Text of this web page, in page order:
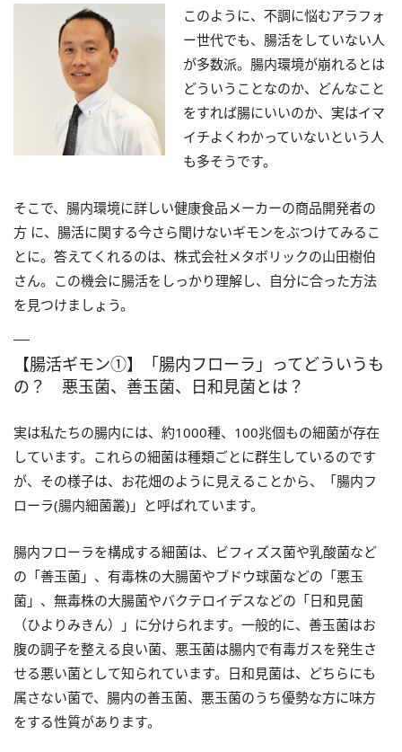
このように、不調に悩むアラフォ
ー世代でも、腸活をしていない人
が多数派。腸内環境が崩れるとは
どういうことなのか、どんなこと
をすれば腸にいいのか、実はイマ
イチよくわかっていないという人
も多そうです。
そこで、腸内環境に詳しい健康食品メーカーの商品開発者の
方 に、腸活に関する今さら聞けないギモンをぶつけてみるこ
とに。答えてくれるのは、株式会社メタボリックの山田樹伯
さん。この機会に腸活をしっかり理解し、自分に合った方法
を見つけましょう。
【腸活ギモン①】「腸内フローラ」ってどういうも
の？ 悪玉菌、善玉菌、日和見菌とは？
実は私たちの腸内には、約1000種、100兆個もの細菌が存在
しています。これらの細菌は種類ごとに群生しているのです
が、その様子は、お花畑のように見えることから、「腸内フ
ローラ(腸内細菌叢)」と呼ばれています。
腸内フローラを構成する細菌は、ビフィズス菌や乳酸菌など
の「善玉菌」、有毒株の大腸菌やブドウ球菌などの「悪玉
菌」、無毒株の大腸菌やバクテロイデスなどの「日和見菌
（ひよりみきん）」に分けられます。一般的に、善玉菌はお
腹の調子を整える良い菌、悪玉菌は腸内で有毒ガスを発生さ
せる悪い菌として知られています。日和見菌は、どちらにも
属さない菌で、腸内の善玉菌、悪玉菌のうち優勢な方に味方
をする性質があります。